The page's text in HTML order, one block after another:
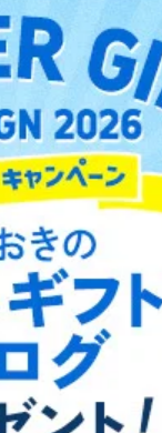
あらかじめ
ことはあり
必要がある
困難であると
の推進のため
同意を得るこ
の委託を受け
に対して協力
意を得ること
それがあると
秘義務を結ん
取扱いを委
採用情報
問い合わせ
出版社の皆様へ